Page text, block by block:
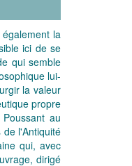
la
ici de se
qui semble
lui-
la valeur
propre
au
de l'Antiquité
qui, avec
dirigé